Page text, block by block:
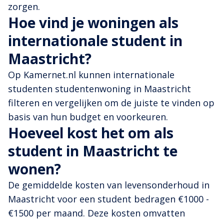
zorgen.
Hoe vind je woningen als
internationale student in
Maastricht?
Op Kamernet.nl kunnen internationale
studenten studentenwoning in Maastricht
filteren en vergelijken om de juiste te vinden op
basis van hun budget en voorkeuren.
Hoeveel kost het om als
student in Maastricht te
wonen?
De gemiddelde kosten van levensonderhoud in
Maastricht voor een student bedragen €1000 -
€1500 per maand. Deze kosten omvatten